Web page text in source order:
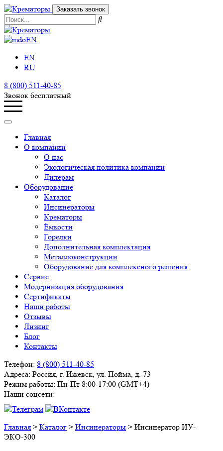
Заказать звонок
EN
EN
RU
8 (800) 511-40-85
Звонок бесплатный
Главная
О компании
О нас
Экологическая политика компании
Дилерам
Оборудование
Каталог
Инсинераторы
Крематоры
Ёмкости
Горелки
Дополнительная комплектация
Металлоконструкции
Оборудование для комплексного решения
Сервис
Модернизация оборудования
Сертификаты
Наши работы
Отзывы
Лизинг
Блог
Контакты
Телефон: 8 (800) 511-40-85
Адреса: Россия, г. Ижевск, ул. Пойма, д. 73
Режим работы: Пн-Пт 8:00-17:00 (GMT+4)
Наши соцсети:
Главная > Каталог > Инсинераторы > Инсинератор ИУ-
ЭКО-300